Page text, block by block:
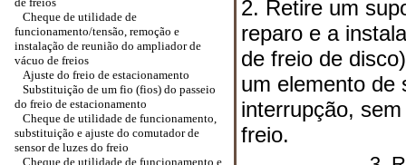
Cheque de utilidade de
funcionamento/tensão, remoção e
instalação de reunião do ampliador de
vácuo de freios
Ajuste do freio de estacionamento
Substituição de um fio (fios) do passeio
do freio de estacionamento
Cheque de utilidade de funcionamento,
substituição e ajuste do comutador de
sensor de luzes do freio
Cheque de utilidade de funcionamento e
2. Retire um
reparo e a
de freio de
um elemento de
interrupção,
freio.